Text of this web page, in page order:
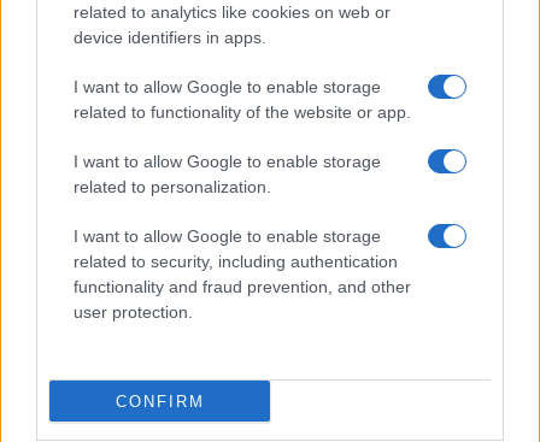
related to analytics like cookies on web or
device identifiers in apps.
I want to allow Google to enable storage
related to functionality of the website or app.
I want to allow Google to enable storage
related to personalization.
I want to allow Google to enable storage
related to security, including authentication
functionality and fraud prevention, and other
user protection.
CONFIRM